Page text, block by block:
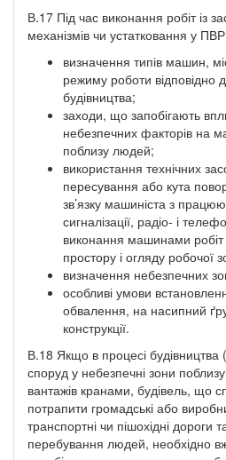
В.17 Під час виконання робіт із
механізмів чи устатковання у
визначення типів машин,
режиму роботи відповідно
будівництва;
заходи, що запобігають
небезпечних факторів на
поблизу людей;
використання технічних
пересування або кута
зв’язку машиніста з
сигналізації, радіо- і
виконання машинами
простору і огляду робочої
визначення небезпечних
особливі умови
обвалення, на насипний
конструкції.
В.18 Якщо в процесі будівництва
споруд у небезпечні зони
вантажів кранами, будівель, що
потрапити громадські або
транспортні чи пішохідні дороги
перебування людей, необхідно